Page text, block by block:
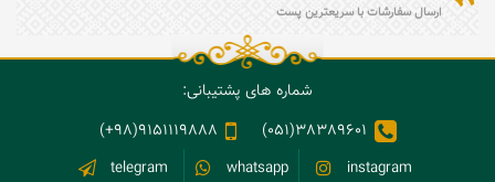
ارسال سفارشات با سریعترین پست
شماره های پشتیبانی:
38389601(051)
9151119888(98+)
instagram
whatsapp
telegram